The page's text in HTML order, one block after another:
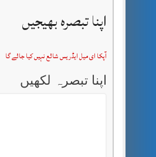
اپنا تبصرہ بھیجیں
آپکا ای میل ایڈریس شائع نہیں کیا جائے گا
اپنا تبصرہ لکھیں